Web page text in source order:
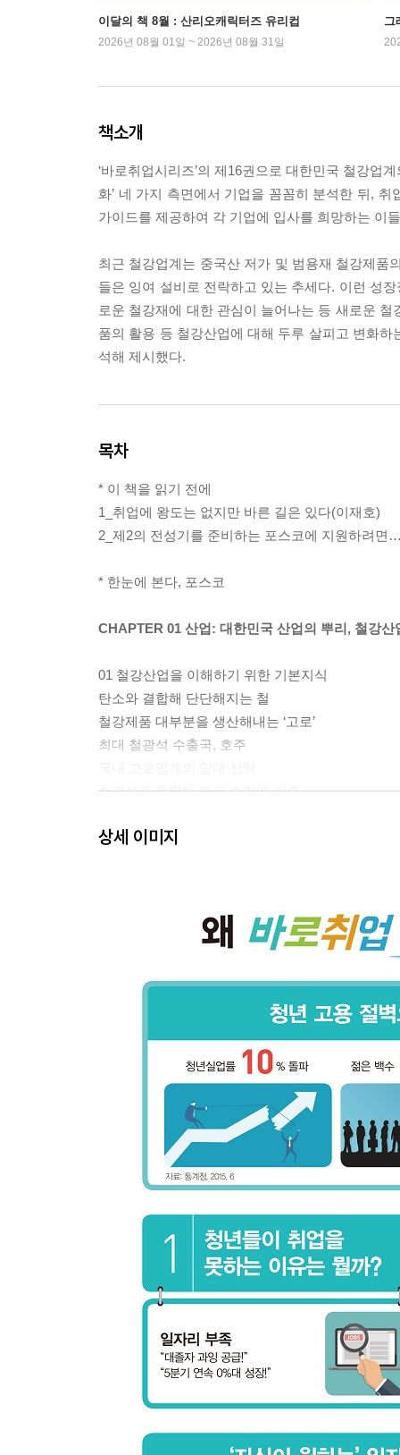
이달의 책 8월 : 산리오캐릭터즈 유리컵
2026년 08월 01일 ~ 2026년 08월 31일
그
책소개
‘바로취업시리즈’의 제16권으로 대한민국 철강업
화’ 네 가지 측면에서 기업을 꼼꼼히 분석한 뒤, 취
가이드를 제공하여 각 기업에 입사를 희망하는 이
최근 철강업계는 중국산 저가 및 범용재 철강제품
들은 잉여 설비로 전락하고 있는 추세다. 이런 성
로운 철강재에 대한 관심이 늘어나는 등 새로운
품의 활용 등 철강산업에 대해 두루 살피고 변화
석해 제시했다.
목차
* 이 책을 읽기 전에
1_취업에 왕도는 없지만 바른 길은 있다(이재호)
2_제2의 전성기를 준비하는 포스코에 지원하려면
* 한눈에 본다, 포스코
CHAPTER 01 산업: 대한민국 산업의 뿌리, 철강산
01 철강산업을 이해하기 위한 기본지식
탄소와 결합해 단단해지는 철
철강제품 대부분을 생산해내는 ‘고로’
최대 철광석 수출국, 호주
철광석과 유연탄 모두 수입에 의존
한국의 높은 철스크랩 자급자족률
쇳물 생산의 기초 공정, 제선
쇳물을 단단한 강으로, 제강·연속주조 공정
압연공정을 통한 가공과정
03 생활 속 가까이 존재하는 철강제품
다양하게 활용되는 열연 및 냉연재
가장 단단한 철, 후판
녹이 슬지 않는 강, 스테인리스
고부가가치 자동차용 강재
CHAPTER 02 시장: 변화 속 새바람이 불고 있는
01 둔화되는 철강 성장률
중국의 철강 수요 부진과 가격 약세
국내 철강 시황 역시 부진
가파른 속도로 증가하고 있는 자동차 강재
자동차업체를 따라 현지로 진출하는 철강업체들
국내의 자동차용 강판업체
03 자동차 강판의 새로운 트렌드
상세 이미지